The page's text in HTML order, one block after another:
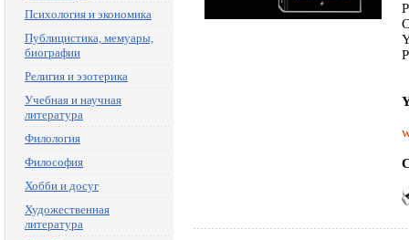
Психология и экономика
Публицистика, мемуары,
биографии
Религия и эзотерика
Учебная и научная
литература
Филология
Философия
Хобби и досуг
Художественная
литература